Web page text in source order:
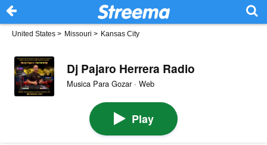
United States > Missouri > Kansas City
Dj Pajaro Herrera Radio
Musica Para Gozar · Web
Play